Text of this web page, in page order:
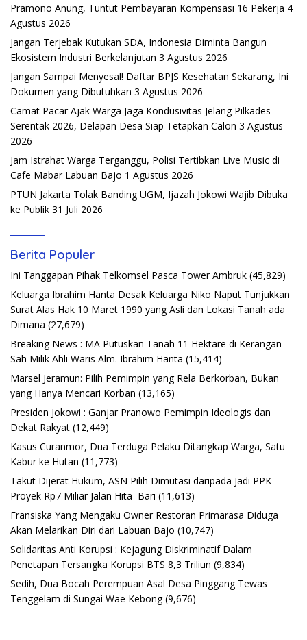
Pramono Anung, Tuntut Pembayaran Kompensasi 16 Pekerja 4
Agustus 2026
Jangan Terjebak Kutukan SDA, Indonesia Diminta Bangun
Ekosistem Industri Berkelanjutan 3 Agustus 2026
Jangan Sampai Menyesal! Daftar BPJS Kesehatan Sekarang, Ini
Dokumen yang Dibutuhkan 3 Agustus 2026
Camat Pacar Ajak Warga Jaga Kondusivitas Jelang Pilkades
Serentak 2026, Delapan Desa Siap Tetapkan Calon 3 Agustus
2026
Jam Istrahat Warga Terganggu, Polisi Tertibkan Live Music di
Cafe Mabar Labuan Bajo 1 Agustus 2026
PTUN Jakarta Tolak Banding UGM, Ijazah Jokowi Wajib Dibuka
ke Publik 31 Juli 2026
Berita Populer
Ini Tanggapan Pihak Telkomsel Pasca Tower Ambruk (45,829)
Keluarga Ibrahim Hanta Desak Keluarga Niko Naput Tunjukkan
Surat Alas Hak 10 Maret 1990 yang Asli dan Lokasi Tanah ada
Dimana (27,679)
Breaking News : MA Putuskan Tanah 11 Hektare di Kerangan
Sah Milik Ahli Waris Alm. Ibrahim Hanta (15,414)
Marsel Jeramun: Pilih Pemimpin yang Rela Berkorban, Bukan
yang Hanya Mencari Korban (13,165)
Presiden Jokowi : Ganjar Pranowo Pemimpin Ideologis dan
Dekat Rakyat (12,449)
Kasus Curanmor, Dua Terduga Pelaku Ditangkap Warga, Satu
Kabur ke Hutan (11,773)
Takut Dijerat Hukum, ASN Pilih Dimutasi daripada Jadi PPK
Proyek Rp7 Miliar Jalan Hita–Bari (11,613)
Fransiska Yang Mengaku Owner Restoran Primarasa Diduga
Akan Melarikan Diri dari Labuan Bajo (10,747)
Solidaritas Anti Korupsi : Kejagung Diskriminatif Dalam
Penetapan Tersangka Korupsi BTS 8,3 Triliun (9,834)
Sedih, Dua Bocah Perempuan Asal Desa Pinggang Tewas
Tenggelam di Sungai Wae Kebong (9,676)